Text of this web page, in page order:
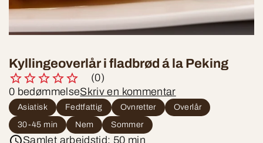
Kyllingeoverlår i fladbrød á la Peking
(0)
0 bedømmelseSkriv en kommentar
Asiatisk Fedtfattig Ovnretter
Overlår
30-45 min
Nem Sommer
Samlet arbejdstid: 50 min